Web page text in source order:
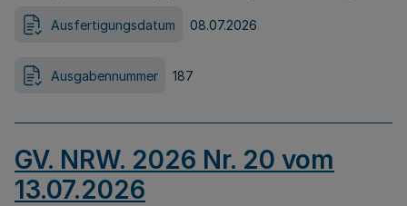
Ausfertigungsdatum 08.07.2026
Ausgabennummer 187
GV. NRW. 2026 Nr. 20 vom
13.07.2026